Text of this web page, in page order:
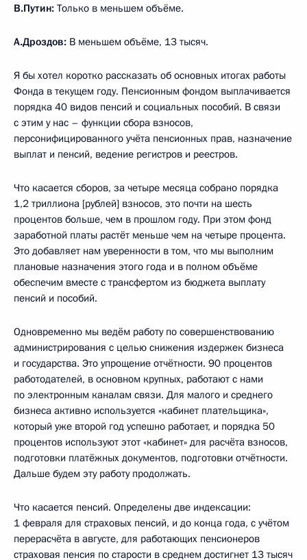
В.Путин: Только в меньшем объёме.
А.Дроздов: В меньшем объёме, 13 тысяч.
Я бы хотел коротко рассказать об основных итогах работы
Фонда в текущем году. Пенсионным фондом выплачивается
порядка 40 видов пенсий и социальных пособий. В связи
с этим у нас – функции сбора взносов,
персонифицированного учёта пенсионных прав, назначение
выплат и пенсий, ведение регистров и реестров.
Что касается сборов, за четыре месяца собрано порядка
1,2 триллиона [рублей] взносов, это почти на шесть
процентов больше, чем в прошлом году. При этом фонд
заработной платы растёт меньше чем на четыре процента.
Это добавляет нам уверенности в том, что мы выполним
плановые назначения этого года и в полном объёме
обеспечим вместе с трансфертом из бюджета выплату
пенсий и пособий.
Одновременно мы ведём работу по совершенствованию
администрирования с целью снижения издержек бизнеса
и государства. Это упрощение отчётности. 90 процентов
работодателей, в основном крупных, работают с нами
по электронным каналам связи. Для малого и среднего
бизнеса активно используется «кабинет плательщика»,
который уже второй год успешно работает, и порядка 50
процентов используют этот «кабинет» для расчёта взносов,
подготовки платёжных документов, подготовки отчётности.
Дальше будем эту работу продолжать.
Что касается пенсий. Определены две индексации:
1 февраля для страховых пенсий, и до конца года, с учётом
перерасчёта в августе, для работающих пенсионеров
страховая пенсия по старости в среднем достигнет 13 тысяч